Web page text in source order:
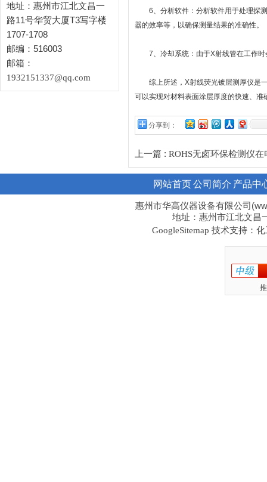
地址：惠州市江北文昌一
路11号华贸大厦T3写字楼
1707-1708
邮编：516003
邮箱：
1932151337@qq.com
6、分析软件：分析软件用于处理探测
器的效率等，以确保测量结果的准确性。
7、冷却系统：由于X射线管在工作时
综上所述，X射线荧光镀层测厚仪是一
可以实现对材料表面涂层厚度的快速、准
分享到：
上一篇 : ROHS无卤环保检测仪
网站首页公司简介 产品中
惠州市华高仪器设备有限公司
地址：惠州市江北文昌
GoogleSitemap 技术支持：